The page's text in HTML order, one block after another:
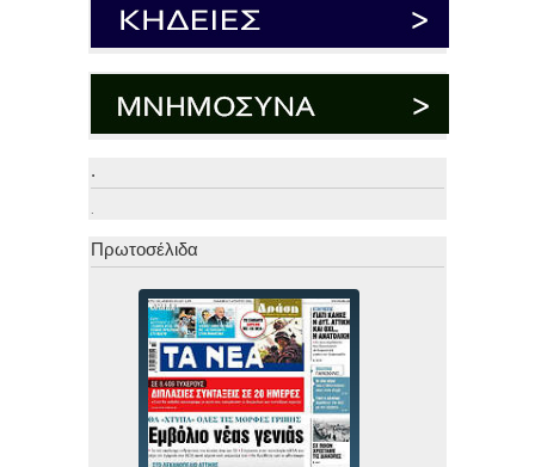
.
Πρωτοσέλιδα